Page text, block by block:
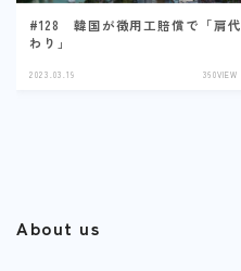
#128 韓国が徴用工賠償で「肩代
わり」
2023.03.19 360VIEW
About us